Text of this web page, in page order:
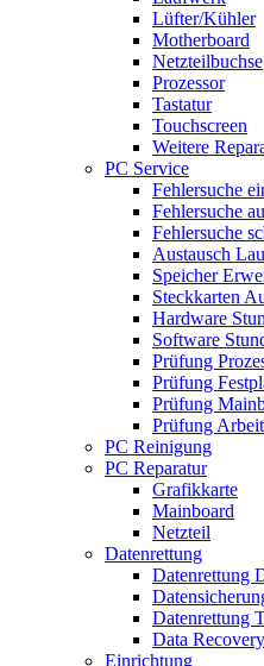
Lüfter/Kühler
Motherboard
Netzteilbuchse
Prozessor
Tastatur
Touchscreen
Weitere
PC Service
Fehlersuche
Fehlersuche
Fehlersuche
Austausch
Speicher
Steckkarten
Hardware
Software
Prüfung
Prüfung
Prüfung
Prüfung
PC Reinigung
PC Reparatur
Grafikkarte
Mainboard
Netzteil
Datenrettung
Datenrettung
Datenrettung
Data
Einrichtung